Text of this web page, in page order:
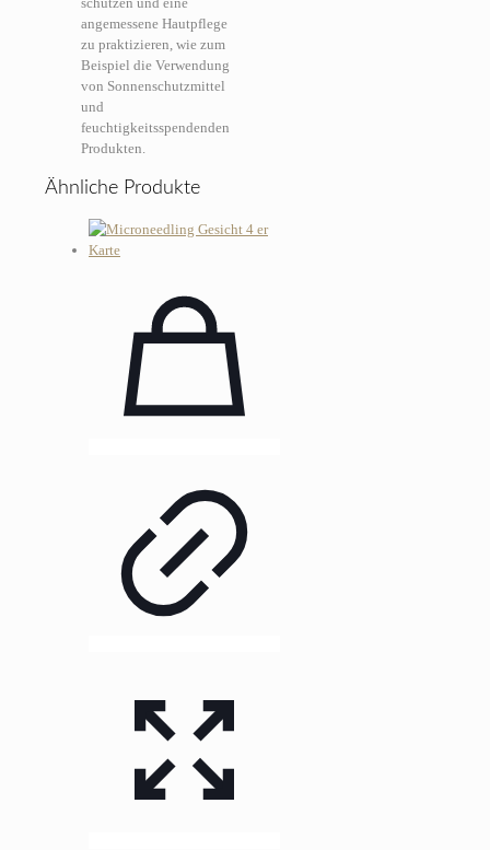
angemessene Hautpflege
zu praktizieren, wie zum
Beispiel die Verwendung
von Sonnenschutzmittel
und
feuchtigkeitsspendenden
Produkten.
Ähnliche Produkte